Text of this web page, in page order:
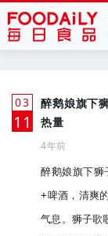
03
月
11
醉鹅娘旗下
热量
4年前
醉鹅娘旗下
+啤酒，清爽
气息。狮子歌